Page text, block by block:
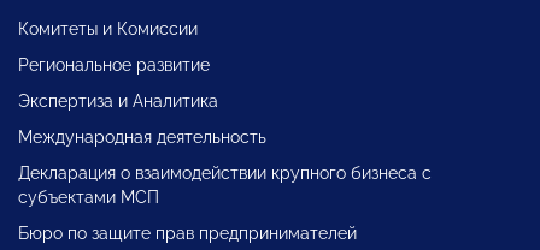
Комитеты и Комиссии
Региональное развитие
Экспертиза и Аналитика
Международная деятельность
Декларация о взаимодействии крупного бизнеса с
субъектами МСП
Бюро по защите прав предпринимателей